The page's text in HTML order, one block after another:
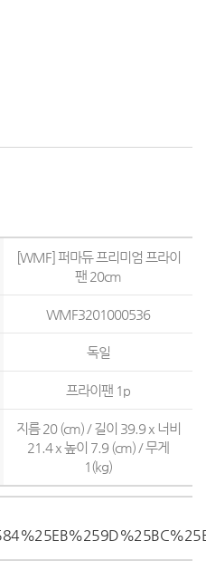
[WMF] 퍼마듀 프리미엄 프라이
팬 20cm
WMF3201000536
독일
프라이팬 1p
지름 20 (cm) / 길이 39.9 x 너비
21.4 x 높이 7.9 (cm) / 무게
1(kg)